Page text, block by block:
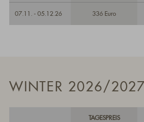
07.11. - 05.12.26 336 Euro
WINTER 2026/2027
TAGESPREIS